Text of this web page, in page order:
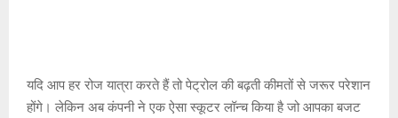
A o
g n
यदि आप हर रोज यात्रा करते हैं तो पेट्रोल की बढ़ती कीमतों से जरूर परेशान
होंगे। लेकिन अब कंपनी ने एक ऐसा स्कूटर लॉन्च किया है जो आपका बजट